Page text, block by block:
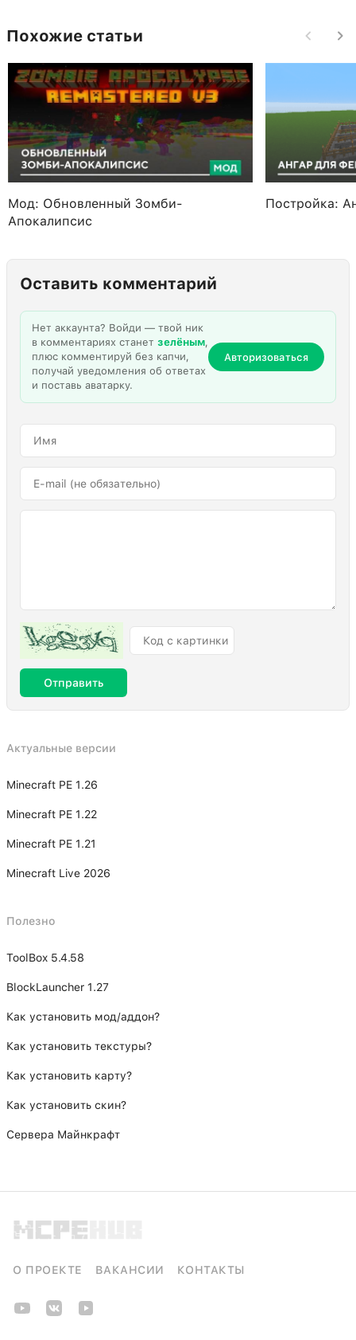
Похожие статьи
Мод: Обновленный Зомби-
Апокалипсис
Постройка:
Оставить комментарий
Нет аккаунта? Войди — твой ник
в комментариях станет зелёным,
плюс комментируй без капчи,
получай уведомления об ответах
и поставь аватарку.
Авторизоваться
Отправить
Актуальные версии
Minecraft PE 1.26
Minecraft PE 1.22
Minecraft PE 1.21
Minecraft Live 2026
Полезно
ToolBox 5.4.58
BlockLauncher 1.27
Как установить мод/аддон?
Как установить текстуры?
Как установить карту?
Как установить скин?
Сервера Майнкрафт
О ПРОЕКТЕ ВАКАНСИИ КОНТАКТЫ